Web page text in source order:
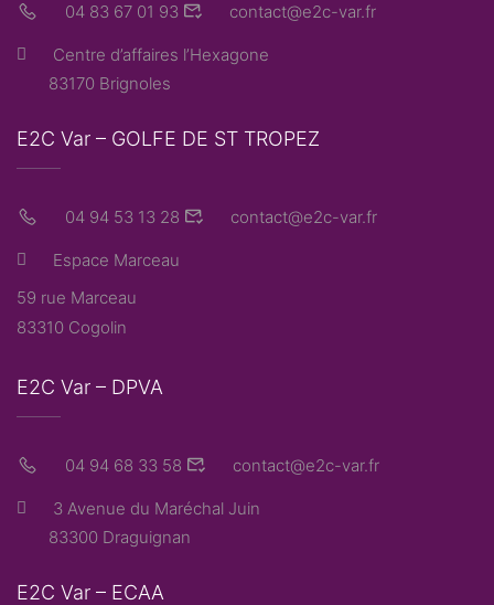
04 83 67 01 93 contact@e2c-var.fr
Centre d’affaires l’Hexagone
83170 Brignoles
E2C Var – GOLFE DE ST TROPEZ
04 94 53 13 28 contact@e2c-var.fr
Espace Marceau
59 rue Marceau
83310 Cogolin
E2C Var – DPVA
04 94 68 33 58 contact@e2c-var.fr
3 Avenue du Maréchal Juin
83300 Draguignan
E2C Var – ECAA